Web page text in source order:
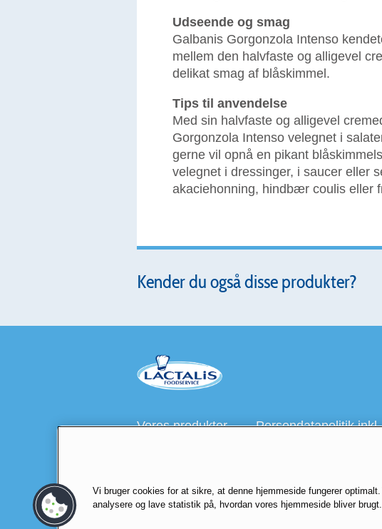
Udseende og smag
Galbanis Gorgonzola Intenso
mellem den halvfaste og alligevel
delikat smag af blåskimmel.
Tips til anvendelse
Med sin halvfaste og alligevel
Gorgonzola Intenso velegnet i
gerne vil opnå en pikant
velegnet i dressinger, i saucer eller
akaciehonning, hindbær coulis eller
Kender du også disse produkter?
Vores produkter Persondatapolitik
Besøg også lactalis.dk Foodservice på Youtube
Vi bruger cookies for at sikre, at denne hjemmeside fungerer
analysere og lave statistik på, hvordan vores hjemmeside bliver brugt.